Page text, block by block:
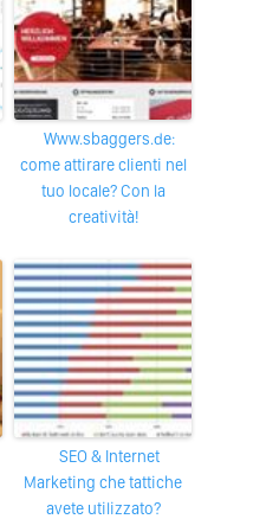
www.sbaggers.de:
come attirare clienti nel
tuo locale? Con la
creatività!
SEO & Internet
Marketing che tattiche
avete utilizzato?